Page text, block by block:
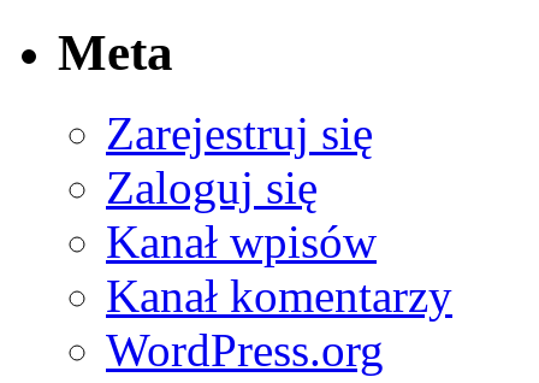
Meta
Zarejestruj się
Zaloguj się
Kanał wpisów
Kanał komentarzy
WordPress.org